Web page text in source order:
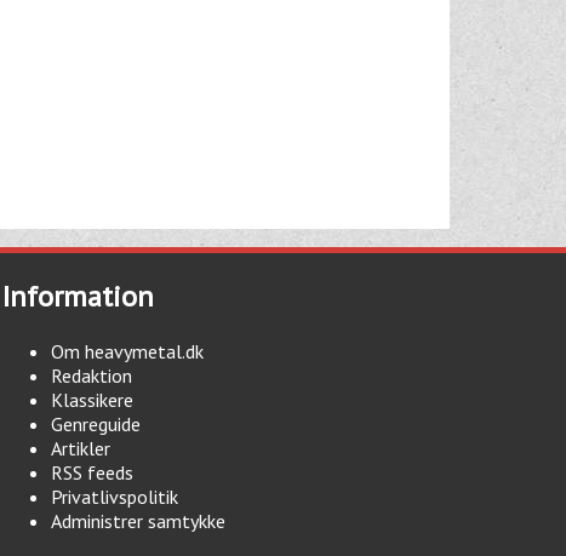
Information
Om heavymetal.dk
Redaktion
Klassikere
Genreguide
Artikler
RSS feeds
Privatlivspolitik
Administrer samtykke